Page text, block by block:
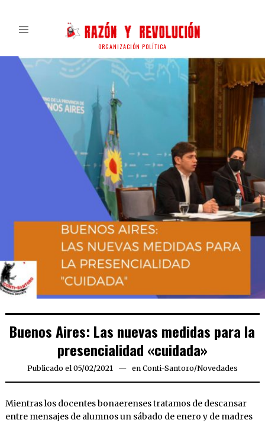
ORGANIZACIÓN POLÍTICA
Buenos Aires: Las nuevas medidas para la
presencialidad «cuidada»
Publicado el 05/02/202105/02/2021
en Conti-Santoro/Novedades
Mientras los docentes bonaerenses tratamos de descansar
entre mensajes de alumnos un sábado de enero y de madres